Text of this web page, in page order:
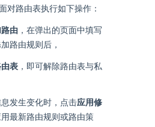
对路由表执行如下操作：
由 ，在弹出的页面中填写
路由规则后，
表 ，即可解除路由表与私
发生变化时，点击应用修
最新路由规则或路由策